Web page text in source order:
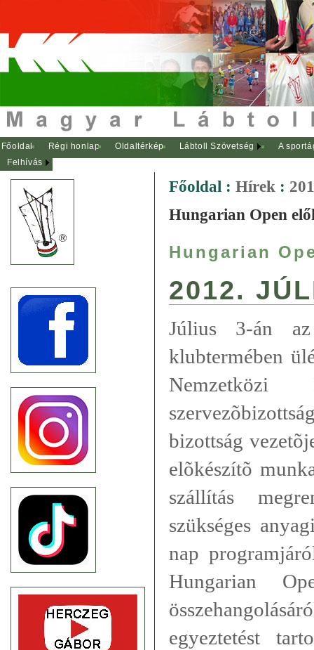
Főoldal Régi honlap Oldaltérkép Lábtoll Szövetség
A
Felhívás
Főoldal : Hírek :
Hungarian Open
Hungarian
2012.
Július 3-án
klubtermében
Nemzetközi
bizottság
elõkészítõ
szállítás
szükséges
nap
Hungarian
egyeztetést